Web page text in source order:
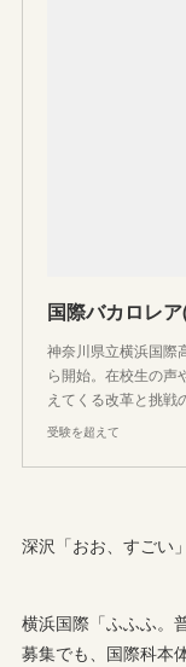
神奈川県立横浜国際
ら開始。在校生の声
えてくる改革と挑戦
受験を超えて
深沢「おお、すごい」
横浜国際「ふふふ。
募集でも、国際科本